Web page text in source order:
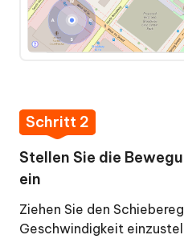
Schritt 2
Stellen Sie die
ein
Ziehen Sie den
Geschwindigkeit